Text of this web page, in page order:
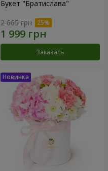
Букет "Братислава"
2 665 грн
Заказать